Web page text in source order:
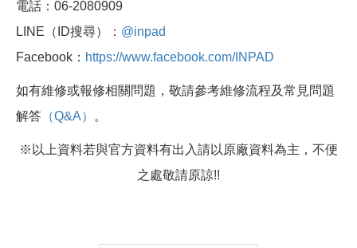
電話：06-2080909
LINE（ID搜尋）： @inpad
Facebook： https://www.facebook.com/INPAD
如有維修或報修相關問題，敬請參考維修流程及常見問題
解答 （Q&A） 。
※以上資料若與官方資料有出入請以原廠資料為主，不便
之處敬請原諒!!